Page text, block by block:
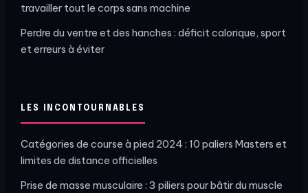
travailler tout le corps sans machine
Perdre du ventre et des hanches : déficit calorique, sport
et erreurs à éviter
LES INCONTOURNABLES
Catégories de course à pied 2024 : 10 paliers Masters et
limites de distance officielles
Prise de masse musculaire : 3 piliers pour bâtir du muscle